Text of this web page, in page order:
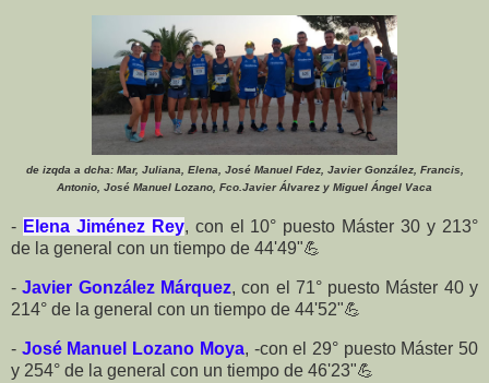
de izqda a dcha: Mar, Juliana, Elena, José Manuel Fdez, Javier González, Francis,
Antonio, José Manuel Lozano, Fco.Javier Álvarez y Miguel Ángel Vaca
- Elena Jiménez Rey, con el 10° puesto Máster 30 y 213°
de la general con un tiempo de 44'49"💪
-Javier González Márquez, con el 71° puesto Máster 40 y
214° de la general con un tiempo de 44'52"💪
- José Manuel Lozano Moya, -con el 29° puesto Máster 50
y 254° de la general con un tiempo de 46'23"💪